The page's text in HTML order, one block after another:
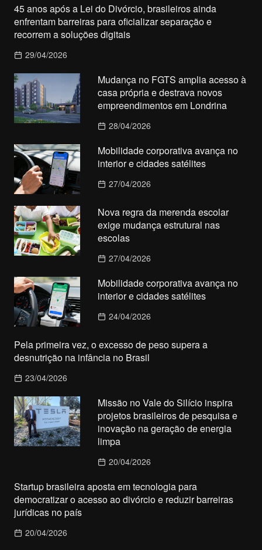
45 anos após a Lei do Divórcio, brasileiros ainda
enfrentam barreiras para oficializar separação e
recorrem a soluções digitais
29/04/2026
Mudança no FGTS amplia acesso à
casa própria e destrava novos
empreendimentos em Londrina
28/04/2026
Mobilidade corporativa avança no
interior e cidades satélites
27/04/2026
Nova regra da merenda escolar
exige mudança estrutural nas
escolas
27/04/2026
Mobilidade corporativa avança no
interior e cidades satélites
24/04/2026
Pela primeira vez, o excesso de peso supera a
desnutrição na infância no Brasil
23/04/2026
Missão no Vale do Silício inspira
projetos brasileiros de pesquisa e
inovação na geração de energia
limpa
20/04/2026
Startup brasileira aposta em tecnologia para
democratizar o acesso ao divórcio e reduzir barreiras
jurídicas no país
20/04/2026